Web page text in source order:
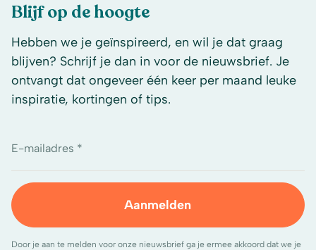
Blijf op de hoogte
Hebben we je geïnspireerd, en wil je dat graag
blijven? Schrijf je dan in voor de nieuwsbrief. Je
ontvangt dat ongeveer één keer per maand leuke
inspiratie, kortingen of tips.
E-mailadres *
Aanmelden
Door je aan te melden voor onze nieuwsbrief ga je ermee akkoord dat we je